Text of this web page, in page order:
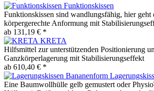
Funktionskissen
Funktionskissen sind wandlungsfähig, hier geht
körpergerechte Anformung mit
ab 131,19 € *
KRETA
Hilfsmittel zur unterstützenden Positionierung
Ganzkörperlagerung mit Stabilisierungseffekt
ab 610,40 € *
Eine Baumwollhülle gelb gemustert oder